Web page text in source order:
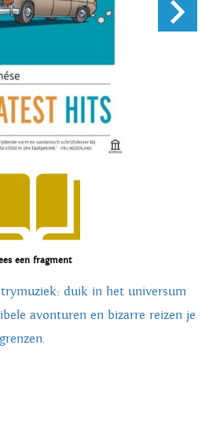
een fragment
duik in het universum
avonturen en bizarre reizen je